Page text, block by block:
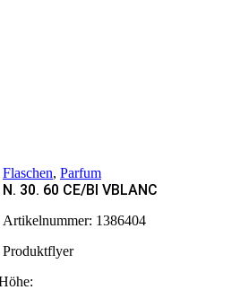
Flaschen, Parfum
N. 30. 60 CE/BI VBLANC
Artikelnummer: 1386404
Produktflyer